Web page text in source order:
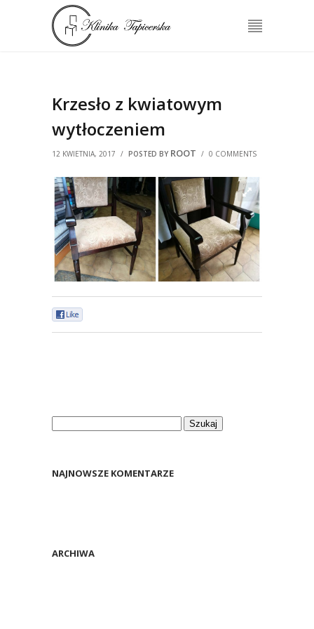
Krzesło z kwiatowym
wytłoczeniem
12 KWIETNIA, 2017 / POSTED BY ROOT / 0 COMMENTS
NAJNOWSZE KOMENTARZE
ARCHIWA